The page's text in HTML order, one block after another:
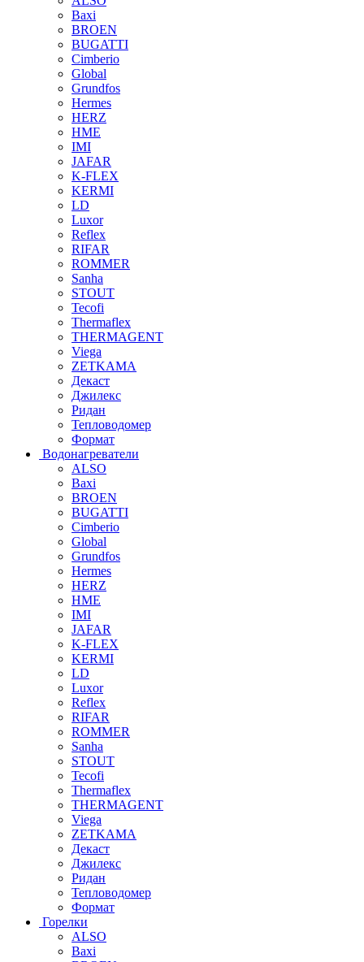
Baxi
BROEN
BUGATTI
Cimberio
Global
Grundfos
Hermes
HERZ
HME
IMI
JAFAR
K-FLEX
KERMI
LD
Luxor
Reflex
RIFAR
ROMMER
Sanha
STOUT
Tecofi
Thermaflex
THERMAGENT
Viega
ZETKAMA
Декаст
Джилекс
Ридан
Тепловодомер
Формат
Водонагреватели
ALSO
Baxi
BROEN
BUGATTI
Cimberio
Global
Grundfos
Hermes
HERZ
HME
IMI
JAFAR
K-FLEX
KERMI
LD
Luxor
Reflex
RIFAR
ROMMER
Sanha
STOUT
Tecofi
Thermaflex
THERMAGENT
Viega
ZETKAMA
Декаст
Джилекс
Ридан
Тепловодомер
Формат
Горелки
ALSO
Baxi